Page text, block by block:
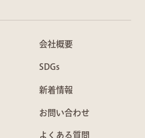
会社概要
SDGs
新着情報
お問い合わせ
よくある質問